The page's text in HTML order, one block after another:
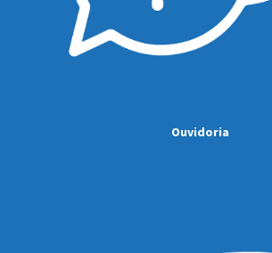
Ouvidoria